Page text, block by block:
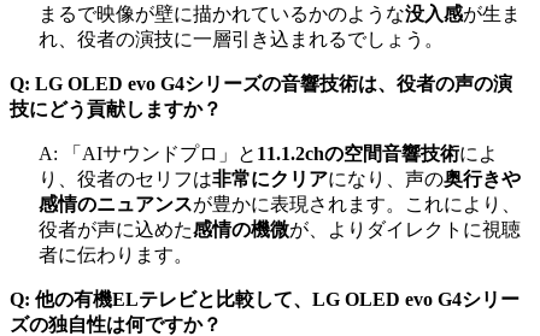
まるで映像が壁に描かれているかのような没入感が生ま
れ、役者の演技に一層引き込まれるでしょう。
Q: LG OLED evo G4シリーズの音響技術は、役者の声の演
技にどう貢献しますか？
A: 「AIサウンドプロ」と 11.1.2chの空間音響技術によ
り、役者のセリフは非常にクリアになり、声の奥行きや
感情のニュアンスが豊かに表現されます。これにより、
役者が声に込めた感情の機微が、よりダイレクトに視聴
者に伝わります。
Q: 他の有機ELテレビと比較して、LG OLED evo G4シリー
ズの独自性は何ですか？